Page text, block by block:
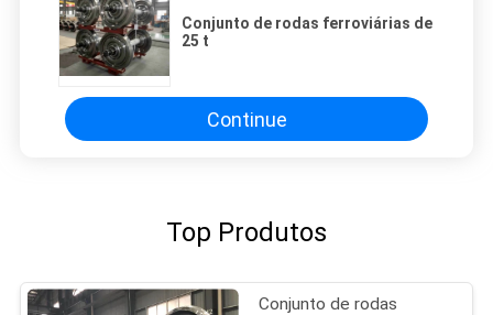
Conjunto de rodas ferroviárias de
25 t
Continue
Top Produtos
Conjunto de rodas